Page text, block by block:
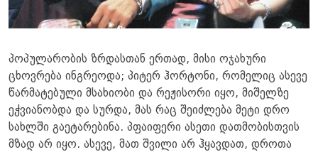
პოპულარობის ზრდასთან ერთად, მისი ოჯახური
ცხოვრება ინგრეოდა; პიტერ ჰორტონი, რომელიც ასევე
წარმატებული მსახიობი და რეჟისორი იყო, მიშელზე
ეჭვიანობდა და სურდა, მას რაც შეიძლება მეტი დრო
სახლში გაეტარებინა. პფაიფერი ასეთი დათმობისთვის
მზად არ იყო. ასევე, მათ შვილი არ ჰყავდათ, დროთა